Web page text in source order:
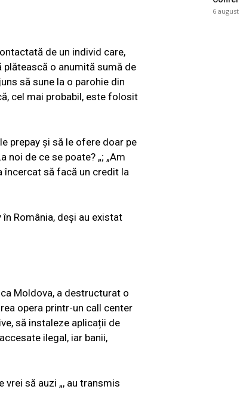
de un individ care,
plătească o anumită sumă de
să sune la o parohie din
cel mai probabil, este folosit
prepay și să le ofere doar pe
noi de ce se poate? „; „Am
încercat să facă un credit la
România, deși au existat
Moldova, a destructurat o
opera printr-un call center
să instaleze aplicații de
ilegal, iar banii,
să auzi „, au transmis
6